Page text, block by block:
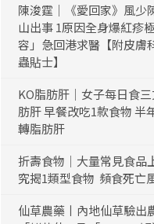
陳浚霆｜《愛回家》風少
山出事 1原因全身爆紅疹
容」急回港求醫【附皮膚
蟲貼士】
KO脂肪肝｜女子每日食
肪肝 早餐改吃1款食物 半
轉脂肪肝
折壽食物｜大量常見食品
究揭1類型食物 頻食死亡
仙草農藥丨內地仙草驗出